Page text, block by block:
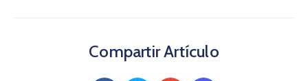
Compartir Artículo